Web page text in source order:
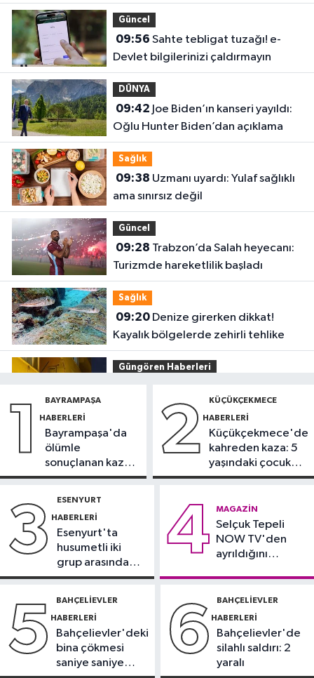
Güncel
09:56
Devlet bilgilerinizi çaldırmayın
DÜNYA
09:42
Oğlu Hunter Biden’dan açıklama
Sağlık
09:38
ama sınırsız değil
Güncel
09:28
Turizmde hareketlilik başladı
Sağlık
09:20Denize girerken dikkat!
Kayalık bölgelerde zehirli tehlike
Güngören Haberleri
5 katlı bina tahliye edildi
Sultanbeyli Haberleri
merkezinde korkutan yangın
İstanbul Haberleri
şahsı bu yılın ilk 7 yılında yakalamış
durumdayız"
Sitesi'ndeki yangın söndürüldü: İş
yeri kullanılamaz hale geldi
1 BAYRAMPAŞA
HABERLERI
Bayrampaşa'da
ölümle
sonuçlanan kaza:
Sürücü
2 KÜÇÜKÇEKMECE
HABERLERI
Küçükçekmece'de
kahreden kaza: 5
yaşındaki çocuk
yoğun bakımda
3 ESENYURT
HABERLERI
Esenyurt'ta
husumetli iki
grup arasında
silahlı kavga
4 MAGAZIN
Selçuk Tepeli
NOW TV'den
ayrıldığını
5 BAHÇELIEVLER
HABERLERI
Bahçelievler'deki
bina çökmesi
saniye saniye
6 BAHÇELIEVLER
HABERLERI
Bahçelievler'de
silahlı saldırı: 2
yaralı